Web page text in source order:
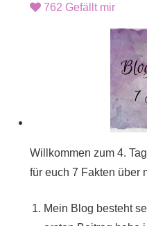
762 Gefällt mir
Willkommen zum 4.
für euch 7 Fakten über
Mein Blog besteht